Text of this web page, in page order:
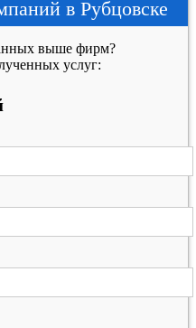
в Рубцовске
выше фирм?
услуг: